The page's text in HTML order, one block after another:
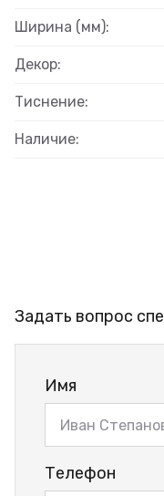
Ширина (мм):
Декор:
Тиснение:
Наличие:
Задать вопрос
Имя
Телефон